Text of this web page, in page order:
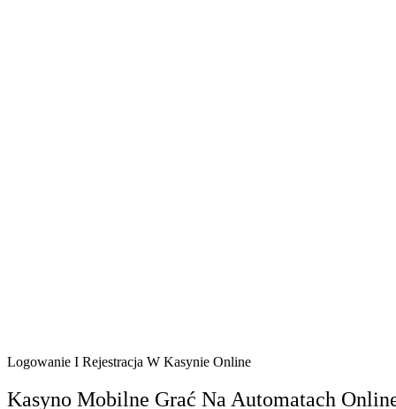
Logowanie I Rejestracja W Kasynie Online
Kasyno Mobilne Grać Na Automatach